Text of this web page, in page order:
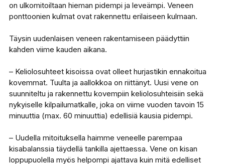
on ulkomitoiltaan hieman pidempi ja leveämpi. Veneen
ponttoonien kulmat ovat rakennettu erilaiseen kulmaan.
Täysin uudenlaisen veneen rakentamiseen päädyttiin
kahden viime kauden aikana.
– Keliolosuhteet kisoissa ovat olleet hurjastikin ennakoitua
kovemmat. Tuulta ja aallokkoa on riittänyt. Uusi vene on
suunniteltu ja rakennettu kovempiin keliolosuhteisiin sekä
nykyiselle kilpailumatkalle, joka on viime vuoden tavoin 15
minuuttia (max. 60 minuuttia) edellisiä kausia pidempi.
– Uudella mitoituksella haimme veneelle parempaa
kisabalanssia täydellä tankilla ajettaessa. Vene on kisan
loppupuolella myös helpompi ajattava kuin mitä edelliset